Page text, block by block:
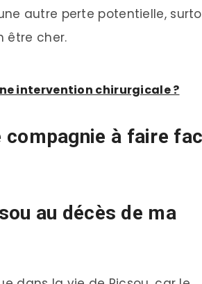
autre perte potentielle,
être cher.
intervention chirurgicale ?
à faire
au décès de ma